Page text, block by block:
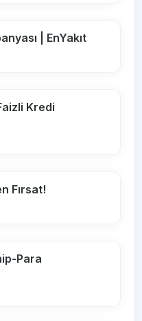
| EnYakıt
Kredi
Fırsat!
Para